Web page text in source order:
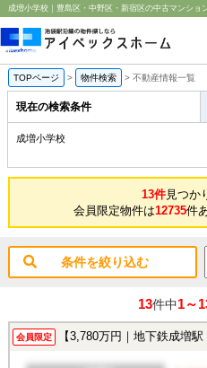
TOPページ > 物件検索 > 不動産情報一覧
現在の検索条件
成増小学校
13件見つか
会員限定物件は12735件
条件を絞り込む
13件中1～
会員限定 【3,780万円｜地下鉄成増駅｜